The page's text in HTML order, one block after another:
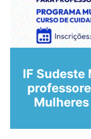
IF Sudeste